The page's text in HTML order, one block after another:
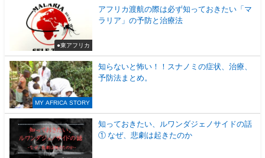
●東アフリカ
アフリカ渡航の際は必ず知っておきたい「マ
ラリア」の予防と治療法
MY AFRICA STORY
知らないと怖い！！スナノミの症状、治療、
予防法まとめ。
知っておきたい、ルワンダジェノサイドの話
① なぜ、悲劇は起きたのか